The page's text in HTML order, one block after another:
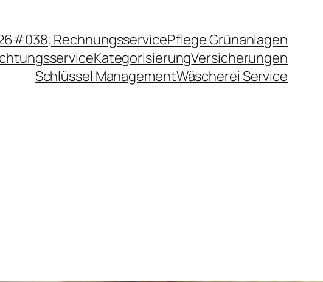
RechnungsservicePflege Grünanlagen
KategorisierungVersicherungen
Schlüssel ManagementWäscherei Service